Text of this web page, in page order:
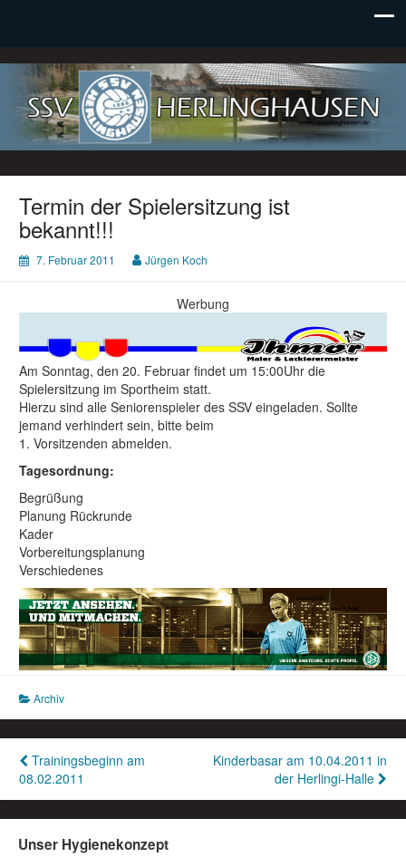
SSV Herlinghausen e. V.
Termin der Spielersitzung ist
bekannt!!!
7. Februar 2011 Jürgen Koch
Werbung
Am Sonntag, den 20. Februar findet um 15:00Uhr die
Spielersitzung im Sportheim statt.
Hierzu sind alle Seniorenspieler des SSV eingeladen. Sollte
jemand verhindert sein, bitte beim
1. Vorsitzenden abmelden.
Tagesordnung:
Begrüßung
Planung Rückrunde
Kader
Vorbereitungsplanung
Verschiedenes
Archiv
Beitragsnavigation
Trainingsbeginn am
08.02.2011
Kinderbasar am 10.04.2011 in
der Herlingi-Halle
Unser Hygienekonzept